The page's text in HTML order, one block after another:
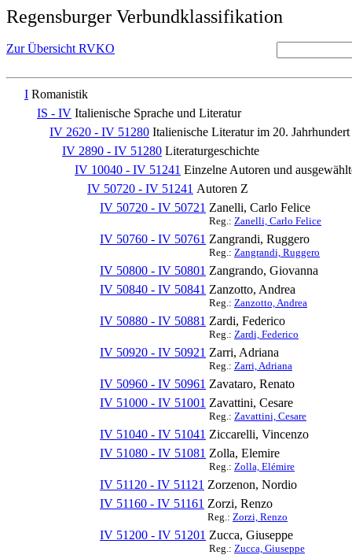
Regensburger Verbundklassifikation
Zur Übersicht RVKO
I Romanistik
IS - IV Italienische Sprache und Literatur
IV 2620 - IV 51280 Italienische Literatur im 20. Jahrhundert
IV 2890 - IV 51280 Literaturgeschichte
IV 10040 - IV 51241 Einzelne Autoren und
IV 50720 - IV 51241 Autoren Z
IV 50720 - IV 50721 Zanelli, Carlo Felice
Reg.: Zanelli, Carlo Felice
IV 50760 - IV 50761 Zangrandi, Ruggero
Reg.: Zangrandi, Ruggero
IV 50800 - IV 50801 Zangrando, Giovanna
IV 50840 - IV 50841 Zanzotto, Andrea
Reg.: Zanzotto, Andrea
IV 50880 - IV 50881 Zardi, Federico
Reg.: Zardi, Federico
IV 50920 - IV 50921 Zarri, Adriana
Reg.: Zarri, Adriana
IV 50960 - IV 50961 Zavataro, Renato
IV 51000 - IV 51001 Zavattini, Cesare
Reg.: Zavattini, Cesare
IV 51040 - IV 51041 Ziccarelli, Vincenzo
IV 51080 - IV 51081 Zolla, Elemire
Reg.: Zolla, Elémire
IV 51120 - IV 51121 Zorzenon, Nordio
IV 51160 - IV 51161 Zorzi, Renzo
Reg.: Zorzi, Renzo
IV 51200 - IV 51201 Zucca, Giuseppe
Reg.: Zucca, Giuseppe